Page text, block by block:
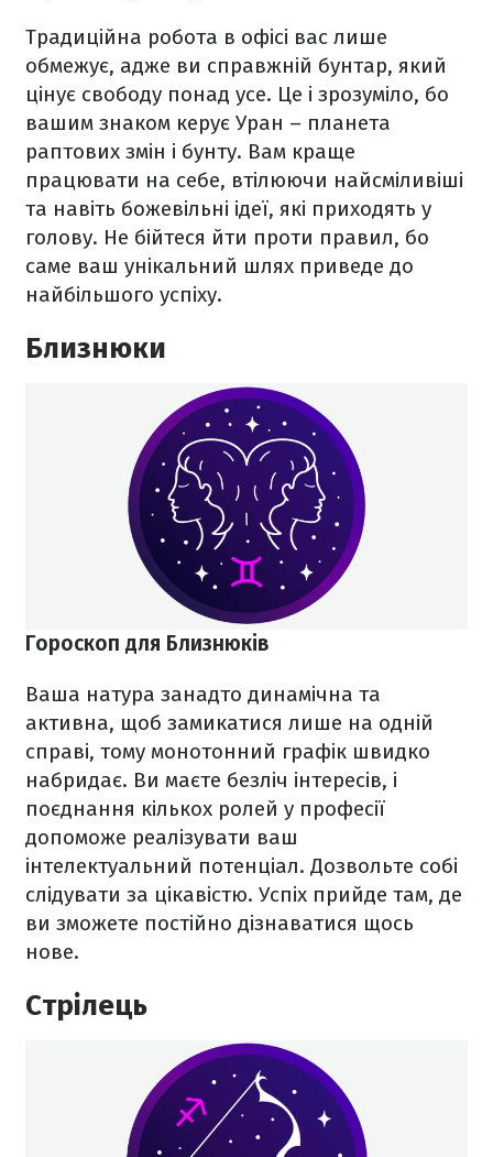
Традиційна робота в офісі вас лише
обмежує, адже ви справжній бунтар, який
цінує свободу понад усе. Це і зрозуміло, бо
вашим знаком керує Уран – планета
раптових змін і бунту. Вам краще
працювати на себе, втілюючи найсміливіші
та навіть божевільні ідеї, які приходять у
голову. Не бійтеся йти проти правил, бо
саме ваш унікальний шлях приведе до
найбільшого успіху.
Близнюки
Гороскоп для Близнюків
Ваша натура занадто динамічна та
активна, щоб замикатися лише на одній
справі, тому монотонний графік швидко
набридає. Ви маєте безліч інтересів, і
поєднання кількох ролей у професії
допоможе реалізувати ваш
інтелектуальний потенціал. Дозвольте собі
слідувати за цікавістю. Успіх прийде там, де
ви зможете постійно дізнаватися щось
нове.
Стрілець